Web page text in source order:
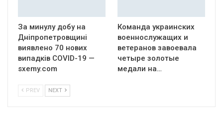
За минулу добу на
Дніпропетровщині
виявлено 70 нових
випадків COVID-19 —
sxemy.com
Команда украинских
военнослужащих и
ветеранов завоевала
четыре золотые
медали на…
PREV NEXT